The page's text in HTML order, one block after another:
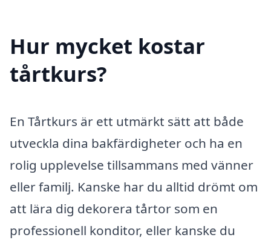
Hur mycket kostar
tårtkurs?
En Tårtkurs är ett utmärkt sätt att både
utveckla dina bakfärdigheter och ha en
rolig upplevelse tillsammans med vänner
eller familj. Kanske har du alltid drömt om
att lära dig dekorera tårtor som en
professionell konditor, eller kanske du